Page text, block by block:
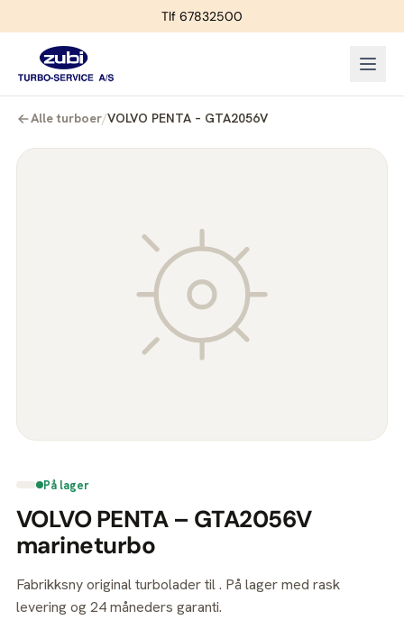
Tlf 67832500
Alle turboer/VOLVO PENTA – GTA2056V
På lager
VOLVO PENTA – GTA2056V
marineturbo
Fabrikksny original turbolader til . På lager med rask
levering og 24 måneders garanti.